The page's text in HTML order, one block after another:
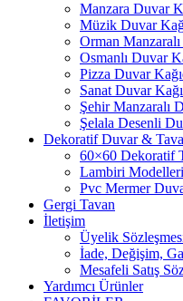
Manzara Duvar
Müzik Duvar
Orman
Osmanlı Duvar
Pizza Duvar
Sanat Duvar
Şehir Manzaralı
Şelala Desenli
Dekoratif Duvar &
60×60 Dekoratif
Lambiri Modelleri
Pvc Mermer
Gergi Tavan
İletişim
Üyelik
İade, Değişim,
Mesafeli Satış
Yardımcı Ürünler